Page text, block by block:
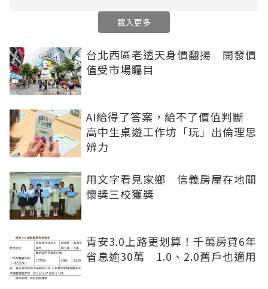
載入更多
台北西區老透天身價翻揚 開發價
值受市場矚目
AI給得了答案，給不了價值判斷
高中生桌遊工作坊「玩」出倫理思
辨力
用文字看見家鄉 信義房屋在地關
懷獎三校獲獎
青安3.0上路更划算！千萬房貸6年
省息逾30萬 1.0、2.0舊戶也適用